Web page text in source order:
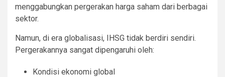
menggabungkan pergerakan harga saham dari berbagai
sektor.
Namun, di era globalisasi, IHSG tidak berdiri sendiri.
Pergerakannya sangat dipengaruhi oleh:
Kondisi ekonomi global